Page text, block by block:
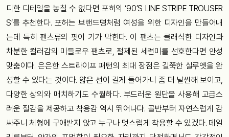
디한 디테일을 놓칠 수 없다면 포허의 ‘90’S LINE STRIPE TROUSER
S‘를 추천한다. 포허는 브랜드명처럼 여성을 위한 디자인을 만들어내
는데 특히 팬츠류의 핏이 기가 막힌다. 이 팬츠는 클래식한 디자인과
차분한 컬러감의 미들로우 팬츠로, 절제된 세련미를 선호한다면 안성
맞춤이다. 은은한 스트라이프 패턴의 최대 장점은 길쭉한 실루엣을 완
성할 수 있다는 것이다. 얇은 선이 길게 들어가니 좀 더 날씬해 보이고,
다양한 상의와 매치하기도 수월하다. 부드러운 원단을 사용해 고급스
러운 질감을 제공하고 착용감 역시 뛰어나다. 골반부터 자연스럽게 감
싸주니 체형에 구애받지 않고 누구나 멋스럽게 착용할 수 있겠다. 데일